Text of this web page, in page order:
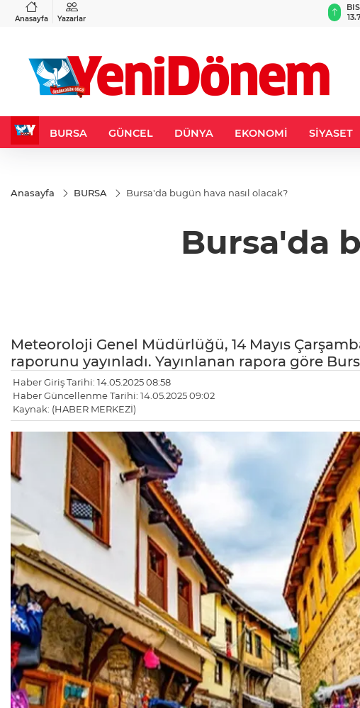
Anasayfa Yazarlar
%0,37
BURSA GÜNCEL DÜNYA EKONOMİ SİYASET
Anasayfa BURSA Bursa'da bugün hava nasıl olacak?
Bursa'da
Meteoroloji Genel Müdürlüğü, 14 Mayıs
raporunu yayınladı. Yayınlanan rapora göre
Haber Giriş Tarihi: 14.05.2025 08:58
Haber Güncellenme Tarihi: 14.05.2025 09:02
Kaynak: (HABER MERKEZİ)